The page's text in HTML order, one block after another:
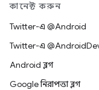
কানেক্ট করুন
Twitter-এ @Android
Twitter-এ
Android ব্লগ
Google নিরাপত্তা ব্লগ